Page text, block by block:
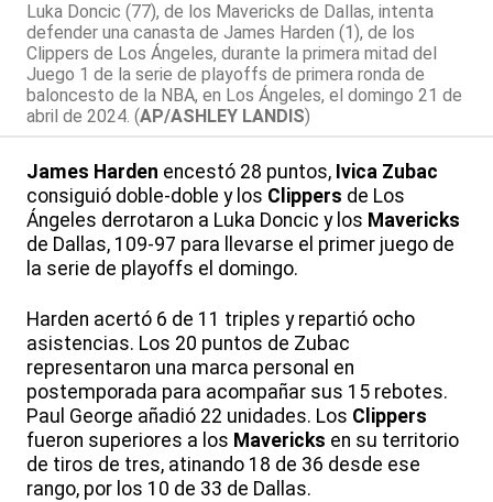
Luka Doncic (77), de los Mavericks de Dallas, intenta
defender una canasta de James Harden (1), de los
Clippers de Los Ángeles, durante la primera mitad del
Juego 1 de la serie de playoffs de primera ronda de
baloncesto de la NBA, en Los Ángeles, el domingo 21 de
abril de 2024. (AP/ASHLEY LANDIS)
James Harden encestó 28 puntos, Ivica Zubac
consiguió doble-doble y los Clippers de Los
Ángeles derrotaron a Luka Doncic y los Mavericks
de Dallas, 109-97 para llevarse el primer juego de
la serie de playoffs el domingo.
Harden acertó 6 de 11 triples y repartió ocho
asistencias. Los 20 puntos de Zubac
representaron una marca personal en
postemporada para acompañar sus 15 rebotes.
Paul George añadió 22 unidades. Los Clippers
fueron superiores a los Mavericks en su territorio
de tiros de tres, atinando 18 de 36 desde ese
rango, por los 10 de 33 de Dallas.